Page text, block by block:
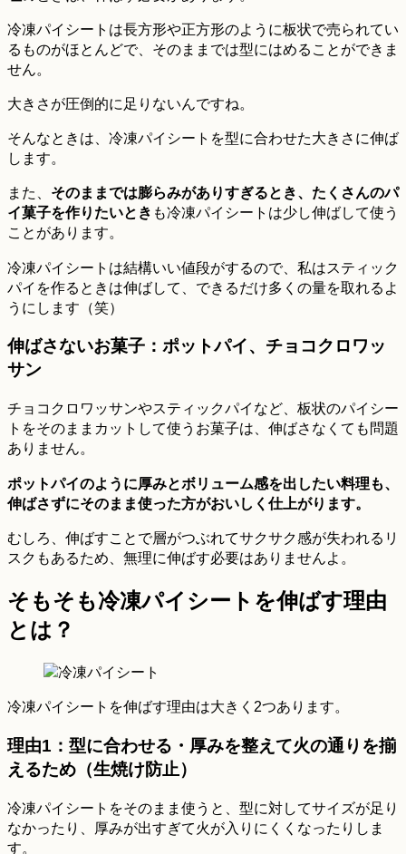
冷凍パイシートは長方形や正方形のように板状で売られてい
るものがほとんどで、そのままでは型にはめることができま
せん。
大きさが圧倒的に足りないんですね。
そんなときは、冷凍パイシートを型に合わせた大きさに伸ば
します。
また、 そのままでは膨らみがありすぎるとき、たくさんのパ
イ菓子を作りたいとき も冷凍パイシートは少し伸ばして使う
ことがあります。
冷凍パイシートは結構いい値段がするので、私はスティック
パイを作るときは伸ばして、できるだけ多くの量を取れるよ
うにします（笑）
伸ばさないお菓子：ポットパイ、チョコクロワッ
サン
チョコクロワッサンやスティックパイなど、板状のパイシー
トをそのままカットして使うお菓子は、伸ばさなくても問題
ありません。
ポットパイのように厚みとボリューム感を出したい料理も、
伸ばさずにそのまま使った方がおいしく仕上がります。
むしろ、伸ばすことで層がつぶれてサクサク感が失われるリ
スクもあるため、無理に伸ばす必要はありませんよ。
そもそも冷凍パイシートを伸ばす理由
とは？
冷凍パイシートを伸ばす理由は大きく2つあります。
理由1：型に合わせる・厚みを整えて火の通りを揃
えるため（生焼け防止）
冷凍パイシートをそのまま使うと、型に対してサイズが足り
なかったり、厚みが出すぎて火が入りにくくなったりしま
す。